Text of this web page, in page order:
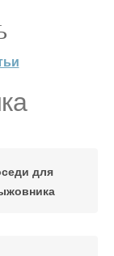
для